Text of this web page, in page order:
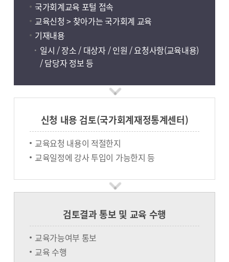
국가회계교육 포털 접속
교육신청 > 찾아가는 국가회계 교육
기재내용
일시 / 장소 / 대상자 / 인원 / 요청사항(교육내용)
/ 담당자 정보 등
신청 내용 검토(국가회계재정통계센터)
교육요청 내용이 적절한지
교육일정에 강사 투입이 가능한지 등
검토결과 통보 및 교육 수행
교육가능여부 통보
교육 수행